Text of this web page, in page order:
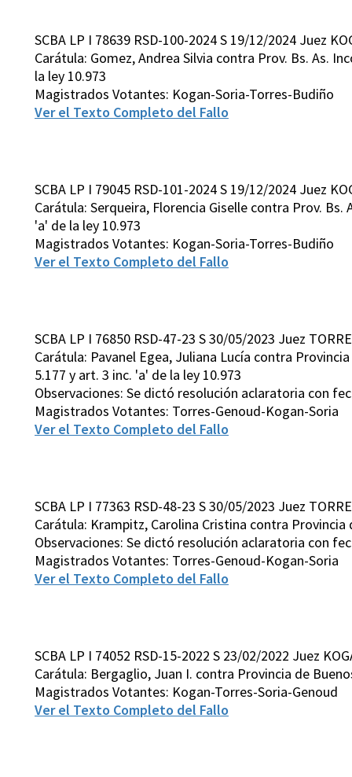
SCBA LP I 78639 RSD-100-2024 S 19/12/2024 Juez
Carátula: Gomez, Andrea Silvia contra Prov. Bs. As.
la ley 10.973
Magistrados Votantes: Kogan-Soria-Torres-Budiño
Ver el Texto Completo del Fallo
SCBA LP I 79045 RSD-101-2024 S 19/12/2024 Juez
Carátula: Serqueira, Florencia Giselle contra Prov.
'a' de la ley 10.973
Magistrados Votantes: Kogan-Soria-Torres-Budiño
Ver el Texto Completo del Fallo
SCBA LP I 76850 RSD-47-23 S 30/05/2023 Juez
Carátula: Pavanel Egea, Juliana Lucía contra
5.177 y art. 3 inc. 'a' de la ley 10.973
Observaciones: Se dictó resolución aclaratoria con
Magistrados Votantes: Torres-Genoud-Kogan-Soria
Ver el Texto Completo del Fallo
SCBA LP I 77363 RSD-48-23 S 30/05/2023 Juez
Carátula: Krampitz, Carolina Cristina contra
Observaciones: Se dictó resolución aclaratoria con
Magistrados Votantes: Torres-Genoud-Kogan-Soria
Ver el Texto Completo del Fallo
SCBA LP I 74052 RSD-15-2022 S 23/02/2022 Juez
Carátula: Bergaglio, Juan I. contra Provincia de
Magistrados Votantes: Kogan-Torres-Soria-Genoud
Ver el Texto Completo del Fallo